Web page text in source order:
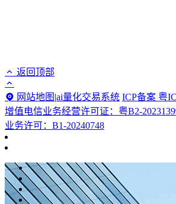
返回顶部
网站地图 |ai量化交易系统 ICP备案 粤
增值电信业务经营许可证：粤B2-
业务许可：B1-20240748